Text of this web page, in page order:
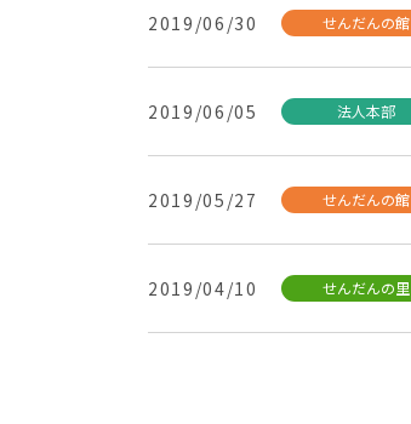
2019/06/30 せんだんの館
2019/06/05 法人本部
2019/05/27 せんだんの館
2019/04/10 せんだんの里